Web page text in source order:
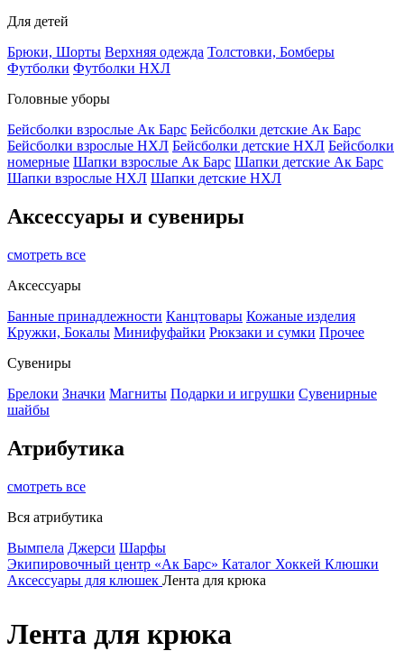
Для детей
Брюки, Шорты Верхняя одежда Толстовки, Бомберы
Футболки Футболки НХЛ
Головные уборы
Бейсболки взрослые Ак Барс Бейсболки детские Ак Барс
Бейсболки взрослые НХЛ Бейсболки детские НХЛ Бейсболки
номерные Шапки взрослые Ак Барс Шапки детские Ак Барс
Шапки взрослые НХЛ Шапки детские НХЛ
Аксессуары и сувениры
смотреть все
Аксессуары
Банные принадлежности Канцтовары Кожаные изделия
Кружки, Бокалы Минифуфайки Рюкзаки и сумки Прочее
Сувениры
Брелоки Значки Магниты Подарки и игрушки Сувенирные
шайбы
Атрибутика
смотреть все
Вся атрибутика
Вымпела Джерси Шарфы
Экипировочный центр «Ак Барс» Каталог Хоккей Клюшки
Аксессуары для клюшек Лента для крюка
Лента для крюка